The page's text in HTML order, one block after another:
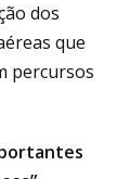
dos
que
percursos